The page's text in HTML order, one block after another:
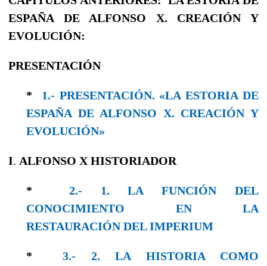
ESPAÑA DE ALFONSO X. CREACIÓN Y
EVOLUCIÓN:
PRESENTACIÓN
* 1.- PRESENTACIÓN. «LA ESTORIA DE
ESPAÑA DE ALFONSO X. CREACIÓN Y
EVOLUCIÓN»
I. ALFONSO X HISTORIADOR
*
2.- 1. LA FUNCIÓN DEL
CONOCIMIENTO EN LA
RESTAURACIÓN DEL IMPERIUM
* 3.- 2. LA HISTORIA COMO